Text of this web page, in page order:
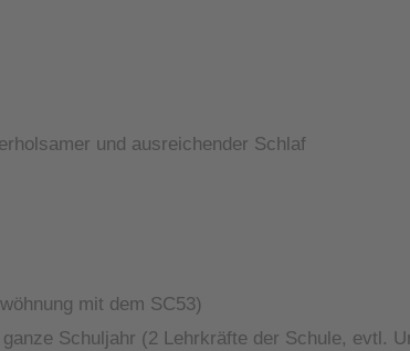
und ausreichender Schlaf
mit dem SC53)
Schuljahr (2 Lehrkräfte der Schule, evtl.